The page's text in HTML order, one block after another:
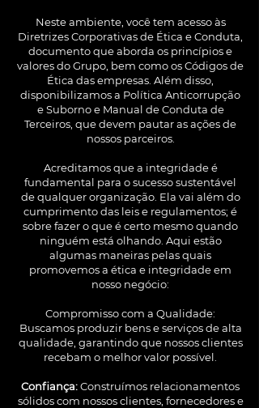
Neste ambiente, você tem acesso às
Diretrizes Corporativas de Ética e Conduta,
documento que aborda os princípios e
valores do Grupo, bem como os Códigos de
Ética das empresas. Além disso,
disponibilizamos a Política Anticorrupção
e Suborno e Manual de Conduta de
Terceiros, que devem pautar as ações de
nossos parceiros.
Acreditamos que a integridade é
fundamental para o sucesso sustentável
de qualquer organização. Ela vai além do
cumprimento das leis e regulamentos; é
sobre fazer o que é certo mesmo quando
ninguém está olhando. Aqui estão
algumas maneiras pelas quais
promovemos a ética e integridade em
nosso negócio:
Compromisso com a Qualidade:
Buscamos produzir bens e serviços de alta
qualidade, garantindo que nossos clientes
recebam o melhor valor possível.
Confiança:Construímos relacionamentos
sólidos com nossos clientes, fornecedores e